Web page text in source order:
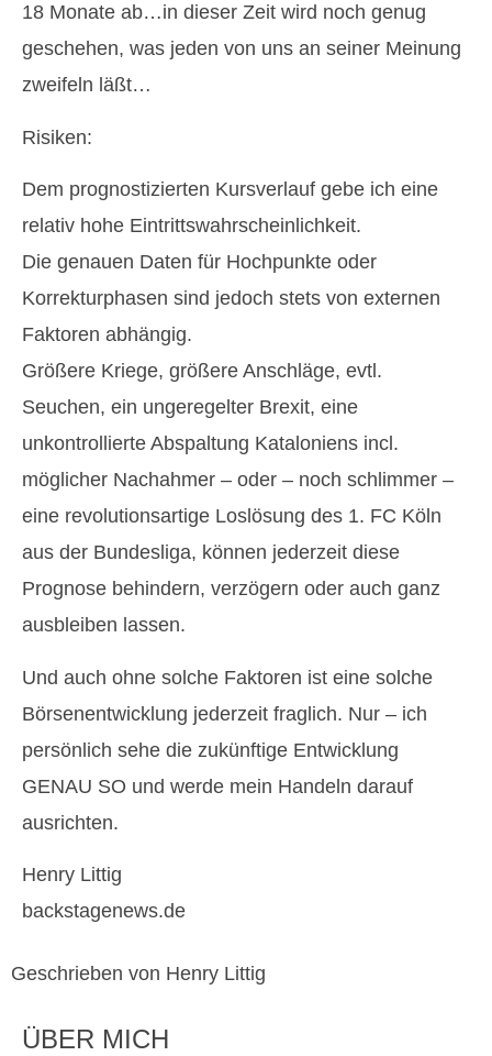
18 Monate ab…in dieser Zeit wird noch genug
geschehen, was jeden von uns an seiner Meinung
zweifeln läßt…
Risiken:
Dem prognostizierten Kursverlauf gebe ich eine
relativ hohe Eintrittswahrscheinlichkeit.
Die genauen Daten für Hochpunkte oder
Korrekturphasen sind jedoch stets von externen
Faktoren abhängig.
Größere Kriege, größere Anschläge, evtl.
Seuchen, ein ungeregelter Brexit, eine
unkontrollierte Abspaltung Kataloniens incl.
möglicher Nachahmer – oder – noch schlimmer –
eine revolutionsartige Loslösung des 1. FC Köln
aus der Bundesliga, können jederzeit diese
Prognose behindern, verzögern oder auch ganz
ausbleiben lassen.
Und auch ohne solche Faktoren ist eine solche
Börsenentwicklung jederzeit fraglich. Nur – ich
persönlich sehe die zukünftige Entwicklung
GENAU SO und werde mein Handeln darauf
ausrichten.
Henry Littig
backstagenews.de
Geschrieben von Henry Littig
ÜBER MICH